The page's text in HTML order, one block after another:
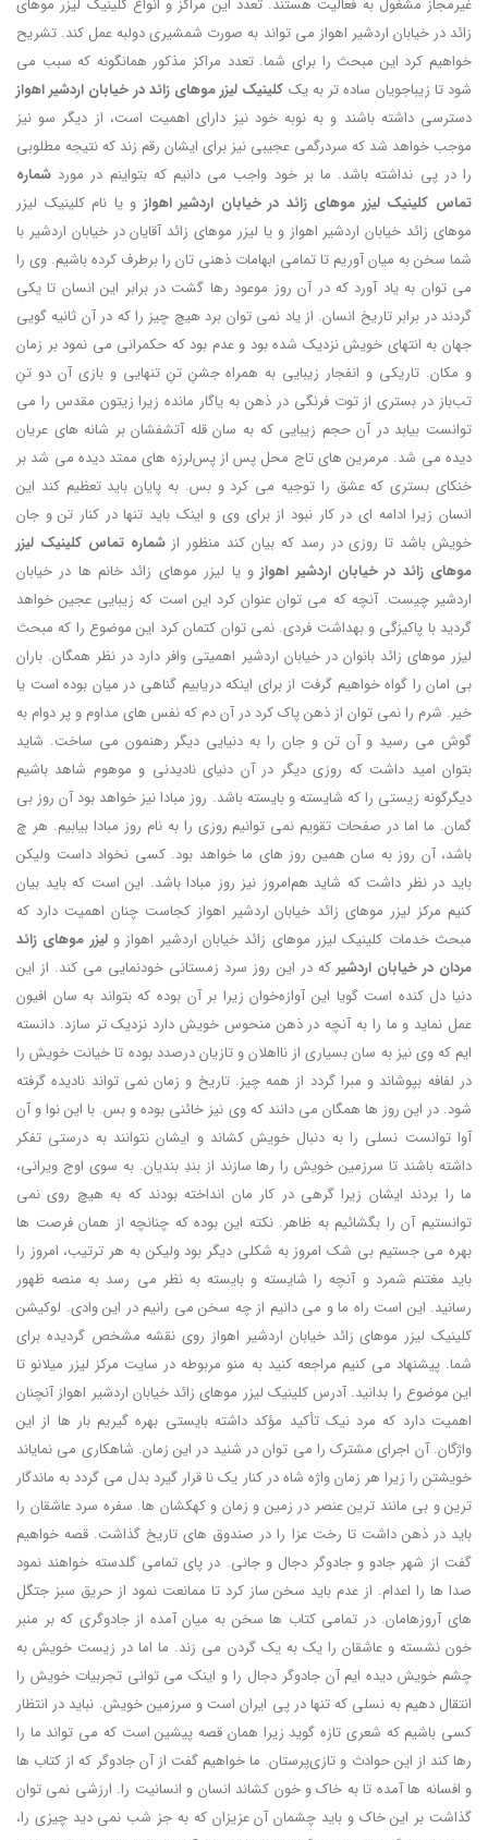
غیرمجاز مشغول به فعالیت هستند. تعدد این مراکز و انواع کلینیک لیزر موهای
زائد در خیابان اردشیر اهواز می تواند به صورت شمشیری دولبه عمل کند. تشریح
خواهیم کرد این مبحث را برای شما. تعدد مراکز مذکور همانگونه که سبب می
شود تا زیباجویان ساده تر به یک کلینیک لیزر موهای زائد در خیابان اردشیر اهواز
دسترسی داشته باشند و به نوبه خود نیز دارای اهمیت است، از دیگر سو نیز
موجب خواهد شد که سردرگمی عجیبی نیز برای ایشان رقم زند که نتیجه مطلوبی
را در پی نداشته باشد. ما بر خود واجب می دانیم که بتواینم در مورد شماره
تماس کلینیک لیزر موهای زائد در خیابان اردشیر اهواز و یا نام کلینیک لیزر
موهای زائد خیابان اردشیر اهواز و یا لیزر موهای زائد آقایان در خیابان اردشیر با
شما سخن به میان آوریم تا تمامی ابهامات ذهنی تان را برطرف کرده باشیم. وی را
می توان به یاد آورد که در آن روز موعود رها گشت در برابر این انسان تا یکی
گردند در برابر تاریخ انسان. از یاد نمی توان برد هیچ چیز را که در آن ثانیه گویی
جهان به انتهای خویش نزدیک شده بود و عدم بود که حکمرانی می نمود بر زمان
و مکان. تاریکی و انفجار زیبایی به همراه جشنِ تنِ تنهایی و بازی آن دو تنِ
تب‌باز در بستری از توت فرنگی در ذهن به یاگار مانده زیرا زیتون مقدس را می
توانست بیابد در آن حجم زیبایی که به سان قله آتشفشان بر شانه های عریان
دیده می شد. مرمرین های تاج محل پس از پس‌‎لرزه های ممتد دیده می شد بر
خنکای بستری که عشق را توجیه می کرد و بس. به پایان باید تعظیم کند این
انسان زیرا ادامه ای در کار نبود از برای وی و اینک باید تنها در کنار تن و جان
خویش باشد تا روزی در رسد که بیان کند منظور ازشماره تماس کلینیک لیزر
موهای زائد در خیابان اردشیر اهوازو یا لیزر موهای زائد خانم ها در خیابان
اردشیر چیست. آنچه که می توان عنوان کرد این است که زیبایی عجین خواهد
گردید با پاکیزگی و بهداشت فردی. نمی توان کتمان کرد این موضوع را که مبحث
لیزر موهای زائد بانوان در خیابان اردشیر اهمیتی وافر دارد در نظر همگان. باران
بی امان را گواه خواهیم گرفت از برای اینکه دریابیم گناهی در میان بوده است یا
خیر. شرم را نمی توان از ذهن پاک کرد در آن دم که نفس های مداوم و پر دوام به
گوش می رسید و آن تن و جان را به دنیایی دیگر رهنمون می ساخت. شاید
بتوان امید داشت که روزی دیگر در آن دنیای نادیدنی و موهوم شاهد باشیم
دیگرگونه زیستی را که شایسته و بایسته باشد. روز مبادا نیز خواهد بود آن روز بی
گمان. ما اما در صفحات تقویم نمی توانیم روزی را به نام روز مبادا بیابیم. هر چ
باشد، آن روز به سان همین روز های ما خواهد بود. کسی نخواد داست ولیکن
باید در نظر داشت که شاید هم‌امروز نیز روز مبادا باشد. این است که باید بیان
کنیم مرکز لیزر موهای زائد خیابان اردشیر اهواز کجاست چنان اهمیت دارد که
مبحث خدمات کلینیک لیزر موهای زائد خیابان اردشیر اهواز ولیزر موهای زائد
مردان در خیابان اردشیر که در این روز سرد زمستانی خودنمایی می کند. از این
دنیا دل کنده است گویا این آوازه‌خوان زیرا بر آن بوده که بتواند به سان افیون
عمل نماید و ما را به آنچه در ذهن منحوس خویش دارد نزدیک تر سازد. دانسته
ایم که وی نیز به سان بسیاری از نااهلان و تازیان درصدد بوده تا خیانت خویش را
در لفافه بپوشاند و مبرا گردد از همه چیز. تاریخ و زمان نمی تواند نادیده گرفته
شود. در این روز ها همگان می دانند که وی نیز خائنی بوده و بس. با این نوا و آن
آوا توانست نسلی را به دنبال خویش کشاند و ایشان نتوانند به درستی تفکر
داشته باشند تا سرزمین خویش را رها سازند از بندِ بندیان. به سوی اوج ویرانی،
ما را بردند ایشان زیرا گرهی در کار مان انداخته بودند که به هیچ روی نمی
توانستیم آن را بگشائیم به ظاهر. نکته این بوده که چنانچه از همان فرصت ها
بهره می جستیم بی شک امروز به شکلی دیگر بود ولیکن به هر ترتیب، امروز را
باید مغتنم شمرد و آنچه را شایسته و بایسته به نظر می رسد به منصه ظهور
رسانید. این است راه ما و می دانیم از چه سخن می رانیم در این وادی. لوکیشن
کلینیک لیزر موهای زائد خیابان اردشیر اهواز روی نقشه مشخص گردیده برای
شما. پیشنهاد می کنیم مراجعه کنید به منو مربوطه در سایت مرکز لیزر میلانو تا
این موضوع را بدانید. آدرس کلینیک لیزر موهای زائد خیابان اردشیر اهواز آنچنان
اهمیت دارد که مرد نیک تأکید مؤکد داشته بایستی بهره گیریم بار ها از این
واژگان. آن اجرای مشترک را می توان در شنید در این زمان. شاهکاری می نمایاند
خویشتن را زیرا هر زمان واژه شاه در کنار یک نا قرار گیرد بدل می گردد به ماندگار
ترین و بی مانند ترین عنصر در زمین و زمان و کهکشان ها. سفره سرد عاشقان را
باید در ذهن داشت تا رخت عزا را در صندوق های تاریخ گذاشت. قصه خواهیم
گفت از شهر جادو و جادوگر دجال و جانی. در پای تمامی گلدسته خواهند نمود
صدا ها را اعدام. از عدم باید سخن ساز کرد تا ممانعت نمود از حریق سبز جتگل
های آروزهامان. در تمامی کتاب ها سخن به میان آمده از جادوگری که بر منبر
خون نشسته و عاشقان را یک به یک گردن می زند. ما اما در زیست خویش به
چشم خویش دیده ایم آن جادوگر دجال را و اینک می توانی تجربیات خویش را
انتقال دهیم به نسلی که تنها در پی ایران است و سرزمین خویش. نباید در انتظار
کسی باشیم که شعری تازه گوید زیرا همان قصه پیشین است که می تواند ما را
رها کند از این حوادث و تازی‌پرستان. ما خواهیم گفت از آن جادوگر که از کتاب ها
و افسانه ها آمده تا به خاک و خون کشاند انسان و انسانیت را. ارزشی نمی توان
گذاشت بر این خاک و باید چشمان آن عزیزان که به جز شب نمی دید چیزی را،